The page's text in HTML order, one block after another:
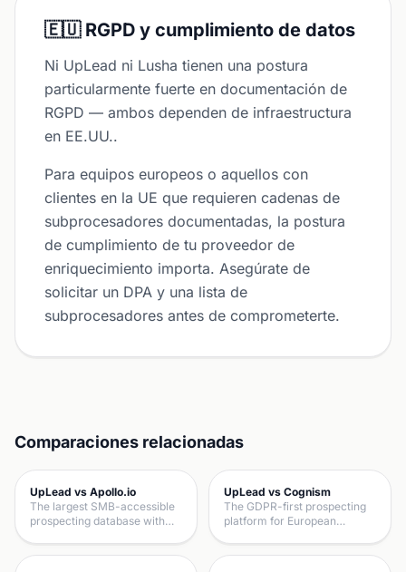
🇪🇺 RGPD y cumplimiento de datos
Ni UpLead ni Lusha tienen una postura
particularmente fuerte en documentación de
RGPD — ambos dependen de infraestructura
en EE.UU..
Para equipos europeos o aquellos con
clientes en la UE que requieren cadenas de
subprocesadores documentadas, la postura
de cumplimiento de tu proveedor de
enriquecimiento importa. Asegúrate de
solicitar un DPA y una lista de
subprocesadores antes de comprometerte.
Comparaciones relacionadas
UpLead vs Apollo.io
The largest SMB-accessible
prospecting database with…
UpLead vs Cognism
The GDPR-first prospecting
platform for European…